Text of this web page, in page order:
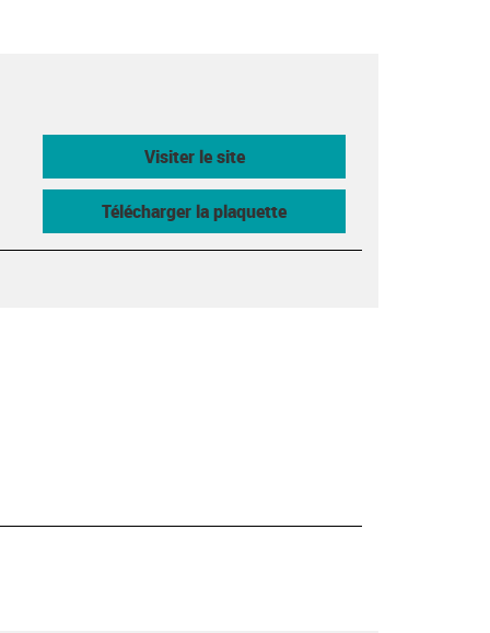
Visiter le site
Télécharger la plaquette